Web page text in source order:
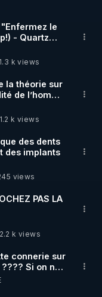
(stages,
ODYSEE
sur la
"Enfermez le
- Quartz
1.3 k views
la théorie sur
de l’homme
de
1.2 k views
des dents
des implants
views
PAS LA
2.2 k views
connerie sur
Si on ne
c'est un
Ne payez